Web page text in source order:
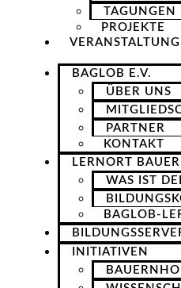
TAGUNGEN
PROJEKTE
BAGLOB E.V.
ÜBER UNS
PARTNER
KONTAKT
LERNORT
WAS IST
BAGLOB-
INITIATIVEN